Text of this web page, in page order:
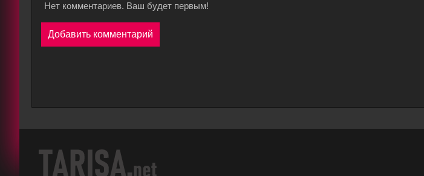
Нет комментариев. Ваш будет первым!
Добавить комментарий